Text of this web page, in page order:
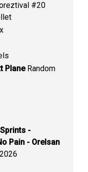
#20
PlaneRandom
-
Pain - Orelsan